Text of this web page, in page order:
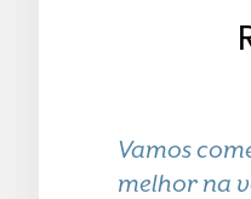
Vamos
melhor na